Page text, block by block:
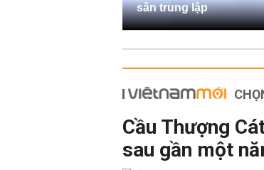
sân trung lập
Cầu Thượng
sau gần một